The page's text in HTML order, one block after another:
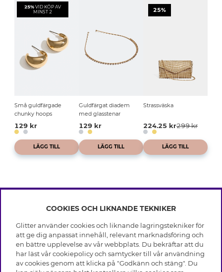
25% VID KÖP AV
MINST 2
Små guldfärgade
chunky hoops
129 kr
LÄGG TILL
Guldfärgat diadem
med glasstenar
129 kr
LÄGG TILL
25%
Strassväska
224.25 kr299 kr
LÄGG TILL
INFO
Leverans
Villkor
Integritetspolicy
Cookies
OM GLITTER
Black Friday
Våra butiker
HJÄLP
COOKIES OCH LIKNANDE TEKNIKER
Glitter använder cookies och liknande lagringstekniker för
att ge dig anpassat innehåll, relevant marknadsföring och
en bättre upplevelse av vår webbplats. Du bekräftar att du
har läst vår cookiepolicy och samtycker till vår användning
av cookies genom att klicka på "Godkänn och stäng". Du